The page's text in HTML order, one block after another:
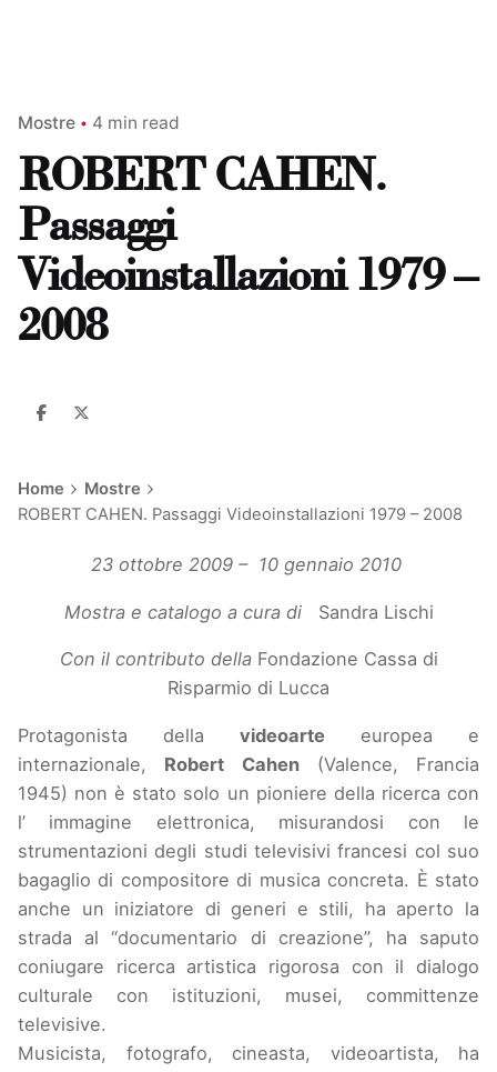
Mostre 4 min read
ROBERT CAHEN.
Passaggi
Videoinstallazioni 1979 –
2008
Home
Mostre
ROBERT CAHEN. Passaggi Videoinstallazioni 1979 – 2008
23 ottobre 2009 – 10 gennaio 2010
Mostra e catalogo a cura di Sandra Lischi
Con il contributo della Fondazione Cassa di
Risparmio di Lucca
Protagonista della videoarte europea e
internazionale, Robert Cahen(Valence, Francia
1945) non è stato solo un pioniere della ricerca con
l’ immagine elettronica, misurandosi con le
strumentazioni degli studi televisivi francesi col suo
bagaglio di compositore di musica concreta. È stato
anche un iniziatore di generi e stili, ha aperto la
strada al “documentario di creazione”, ha saputo
coniugare ricerca artistica rigorosa con il dialogo
culturale con istituzioni, musei, committenze
televisive.
Musicista, fotografo, cineasta, videoartista, ha